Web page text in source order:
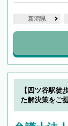
新潟県
【四ツ谷駅徒
た解決策をご